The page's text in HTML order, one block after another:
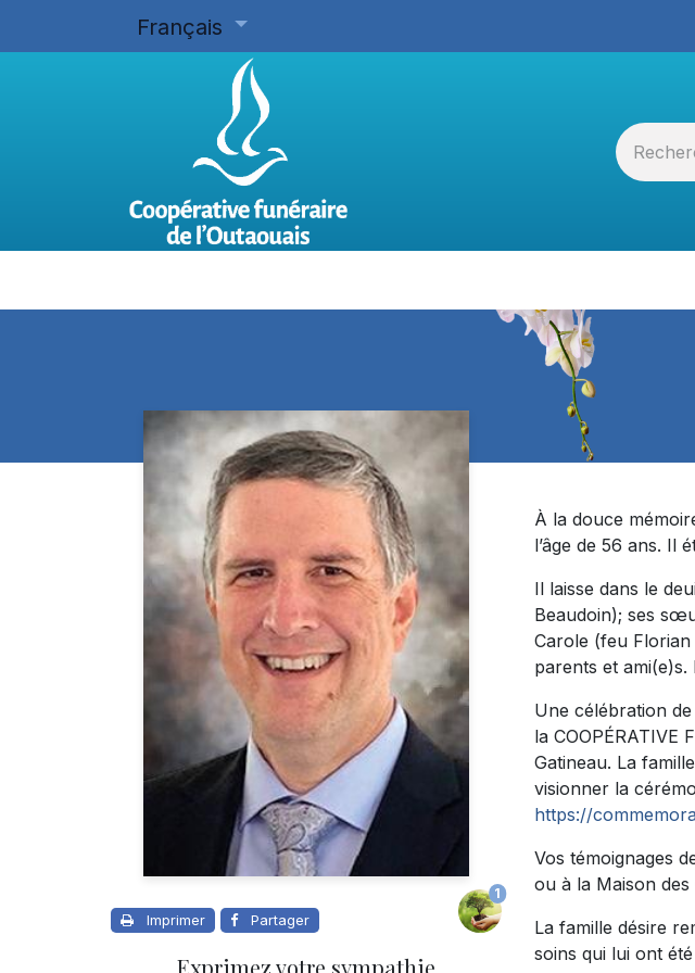
Français
Imprimer Partager
1
Exprimez votre sympathie
À la douce
l’âge de 56 ans. Il
Il laisse dans le
Beaudoin); ses
Carole (feu
parents et
Une célébration
la COOPÉRATIVE
Gatineau. La
visionner la
https://
Vos témoignages
ou à la Maison des
La famille désire
soins qui lui ont